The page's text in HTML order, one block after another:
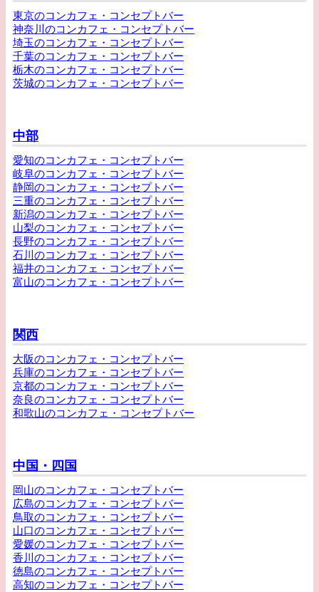
東京のコンカフェ・コンセプトバー
神奈川のコンカフェ・コンセプトバー
埼玉のコンカフェ・コンセプトバー
千葉のコンカフェ・コンセプトバー
栃木のコンカフェ・コンセプトバー
茨城のコンカフェ・コンセプトバー
中部
愛知のコンカフェ・コンセプトバー
岐阜のコンカフェ・コンセプトバー
静岡のコンカフェ・コンセプトバー
三重のコンカフェ・コンセプトバー
新潟のコンカフェ・コンセプトバー
山梨のコンカフェ・コンセプトバー
長野のコンカフェ・コンセプトバー
石川のコンカフェ・コンセプトバー
福井のコンカフェ・コンセプトバー
富山のコンカフェ・コンセプトバー
関西
大阪のコンカフェ・コンセプトバー
兵庫のコンカフェ・コンセプトバー
京都のコンカフェ・コンセプトバー
奈良のコンカフェ・コンセプトバー
和歌山のコンカフェ・コンセプトバー
中国・四国
岡山のコンカフェ・コンセプトバー
広島のコンカフェ・コンセプトバー
鳥取のコンカフェ・コンセプトバー
山口のコンカフェ・コンセプトバー
愛媛のコンカフェ・コンセプトバー
香川のコンカフェ・コンセプトバー
徳島のコンカフェ・コンセプトバー
高知のコンカフェ・コンセプトバー